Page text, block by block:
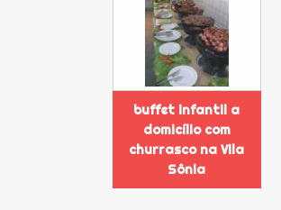
buffet infantil a
domicílio com
churrasco na Vila
Sônia